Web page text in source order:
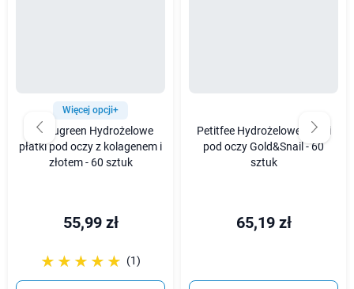
Więcej opcji+
Beauugreen Hydrożelowe
płatki pod oczy z kolagenem i
złotem - 60 sztuk
55,99 zł
☆☆☆☆☆
★★★★★ (1)
Petitfee Hydrożelowe płatki
pod oczy Gold&Snail - 60
sztuk
65,19 zł